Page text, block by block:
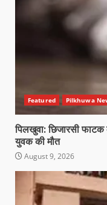
Featured Pilkhuwa
पिलखुवा: छिजारसी
युवक की मौत
August 9, 2026